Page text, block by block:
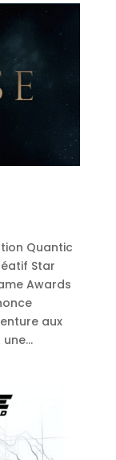
Quantic
Star
Awards
aux